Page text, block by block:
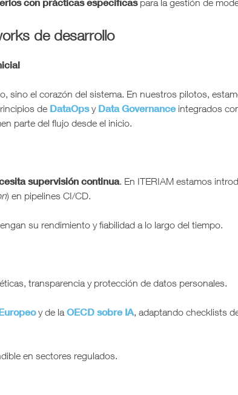
de desarrollo
sino el corazón del sistema. En nuestros pilotos,
de DataOpsy Data Governance integrados
parte del flujo desde el inicio.
supervisión continua. En ITERIAM estamos
) en pipelines CI/CD.
su rendimiento y fiabilidad a lo largo del tiempo.
transparencia y protección de datos personales.
y de la OECD sobre IA, adaptando checklists
en sectores regulados.